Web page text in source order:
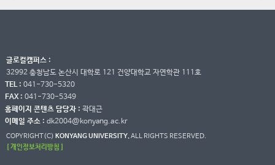
글로컬캠퍼스 :
32992 충청남도 논산시 대학로 121 건양대학교 자연학관 111호
TEL : 041-730-5320
FAX : 041-730-5349
홈페이지 콘텐츠 담당자 : 곽대근
이메일 주소 : dk2004@konyang.ac.kr
COPYRIGHT(C) KONYANG UNIVERSITY.ALL RIGHTS RESERVED.
[ 개인정보처리방침 ]